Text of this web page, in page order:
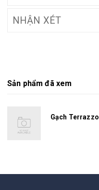
NHẬN XÉT
Sản phẩm đã xem
Gạch Terrazzo